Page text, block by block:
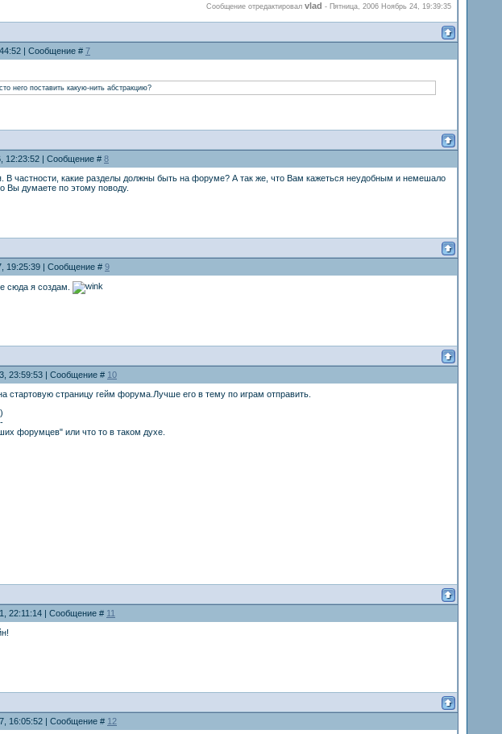
Сообщение отредактировал vlad - Пятница, 2006 Ноябрь 24, 19:39:35
| Сообщение # 7
него поставить какую-нить абстракцию?
12:23:52 | Сообщение # 8
В частности, какие разделы должны быть на форуме? А так же, что Вам кажеться неудобным и немешало
Вы думаете по этому поводу.
19:25:39 | Сообщение # 9
сюда я создам.
23:59:53 | Сообщение # 10
стартовую страницу гейм форума.Лучше его в тему по играм отправить.
форумцев" или что то в таком духе.
22:11:14 | Сообщение # 11
16:05:52 | Сообщение # 12